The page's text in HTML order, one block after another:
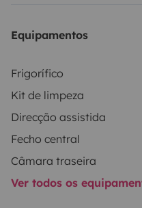
of the day
Compressor fridge +
Equipamentos
Frigorífico
Kit de limpeza
Direcção assistida
Fecho central
Câmara traseira
Ver todos os